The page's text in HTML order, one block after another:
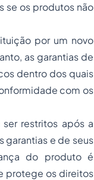
se os produtos não
por um novo
as garantias de
dentro dos quais
com os
restritos após a
garantias e de seus
do produto é
protege os direitos